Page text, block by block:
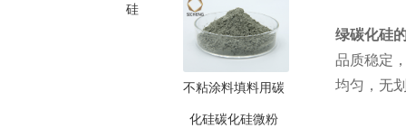
硅
不粘涂料填料用碳
化硅碳化硅微粉
绿碳化硅
品质稳定
均匀，无